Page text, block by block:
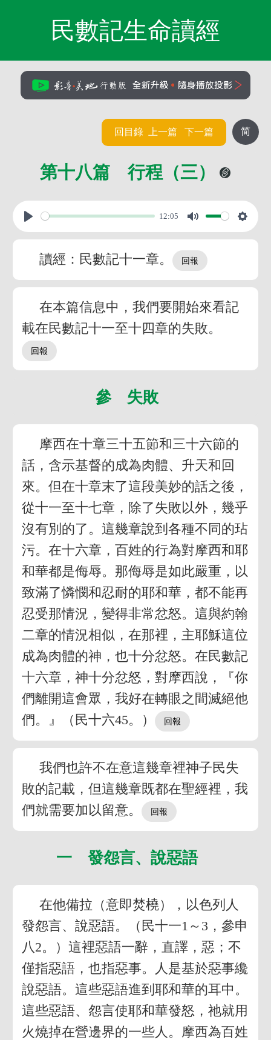
民數記生命讀經
简
回目錄 上一篇 下一篇
第十八篇 行程（三）
12:05
讀經：民數記十一章。
在本篇信息中，我們要開始來看記
載在民數記十一至十四章的失敗。
參 失敗
摩西在十章三十五節和三十六節的
話，含示基督的成為肉體、升天和回
來。但在十章末了這段美妙的話之後，
從十一至十七章，除了失敗以外，幾乎
沒有別的了。這幾章說到各種不同的玷
污。在十六章，百姓的行為對摩西和耶
和華都是侮辱。那侮辱是如此嚴重，以
致滿了憐憫和忍耐的耶和華，都不能再
忍受那情況，變得非常忿怒。這與約翰
二章的情況相似，在那裡，主耶穌這位
成為肉體的神，也十分忿怒。在民數記
十六章，神十分忿怒，對摩西說，『你
們離開這會眾，我好在轉眼之間滅絕他
們。』（民十六45。）
我們也許不在意這幾章裡神子民失
敗的記載，但這幾章既都在聖經裡，我
們就需要加以留意。
一 發怨言、說惡語
在他備拉（意即焚橈），以色列人
發怨言、說惡語。（民十一1～3，參申
八2。）這裡惡語一辭，直譯，惡；不
僅指惡語，也指惡事。人是基於惡事纔
說惡語。這些惡語進到耶和華的耳中。
這些惡語、怨言使耶和華發怒，祂就用
火燒掉在營邊界的一些人。摩西為百姓